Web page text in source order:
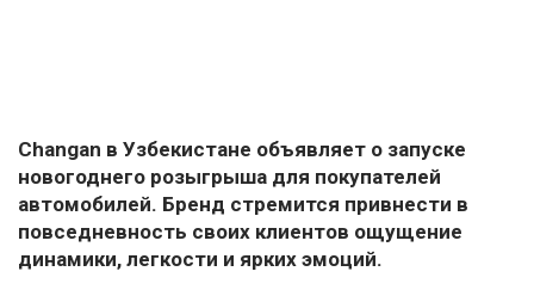
Changan в Узбекистане объявляет о запуске
новогоднего розыгрыша для покупателей
автомобилей. Бренд стремится привнести в
повседневность своих клиентов ощущение
динамики, легкости и ярких эмоций.